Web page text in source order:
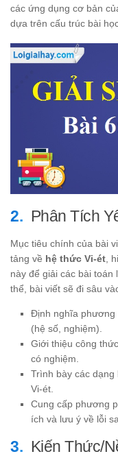
các ứng dụng cơ bản
dựa trên cấu trúc bài
Phân Tích
Mục tiêu chính của bài
tảng về hệ thức Vi-ét ,
này để giải các bài
thể, bài viết sẽ đi sâu
Định nghĩa phương
(hệ số, nghiệm).
Giới thiệu công
có nghiệm.
Trình bày các
Vi-ét.
Cung cấp phương
ích và lưu ý về lỗi
Kiến Thức/